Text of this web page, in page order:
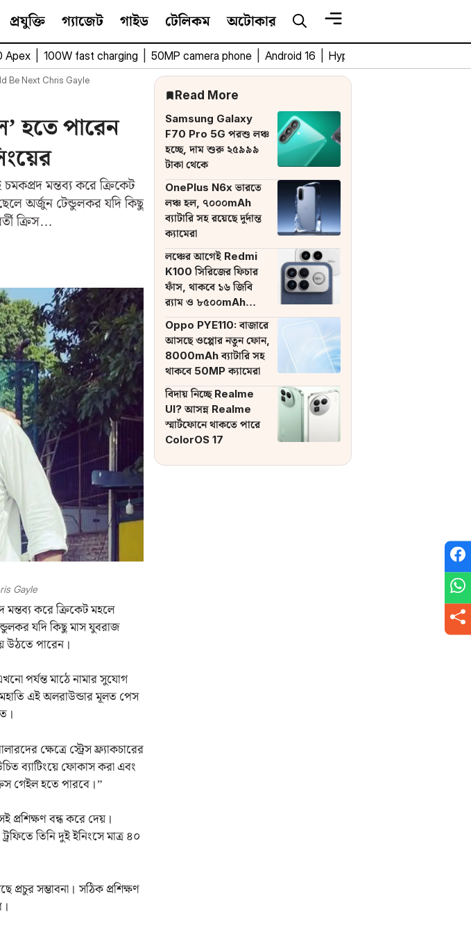
প্রযুক্তি গ্যাজেট গাইড টেলিকম অটোকার
Apex 100W fast charging 50MP camera phone Android 16 HyperOS 3
Be Next Chris Gayle
হতে পারেন
মন্তব্য করে ক্রিকেট
অর্জুন টেন্ডুলকর যদি কিছু
ক্রিস…
Gayle
মন্তব্য করে ক্রিকেট মহলে
যদি কিছু মাস যুবরাজ
উঠতে পারেন।
পর্যন্ত মাঠে নামার সুযোগ
এই অলরাউন্ডার মূলত পেস
ক্ষেত্রে স্ট্রেস ফ্র্যাকচারের
ব্যাটিংয়ে ফোকাস করা এবং
গেইল হতে পারবে।”
প্রশিক্ষণ বন্ধ করে দেয়।
তিনি দুই ইনিংসে মাত্র ৪০
সম্ভাবনা। সঠিক প্রশিক্ষণ
Read More
Samsung Galaxy
F70 Pro 5G পরশু লঞ্চ
হচ্ছে, দাম শুরু ২৫৯৯৯
টাকা থেকে
OnePlus N6x ভারতে
লঞ্চ হল, ৭০০০mAh
ব্যাটারি সহ রয়েছে দুর্দান্ত
ক্যামেরা
লঞ্চের আগেই Redmi
K100 সিরিজের ফিচার
ফাঁস, থাকবে ১৬ জিবি
র‌্যাম ও ৮৫০০mAh
ব্যাটারি
Oppo PYE110: বাজারে
আসছে ওপ্পোর নতুন ফোন,
8000mAh ব্যাটারি সহ
থাকবে 50MP ক্যামেরা
বিদায় নিচ্ছে Realme
UI? আসন্ন Realme
স্মার্টফোনে থাকতে পারে
ColorOS 17